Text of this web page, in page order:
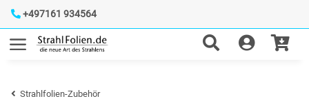
+497161 934564
Strahlfolien-Zubehör